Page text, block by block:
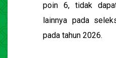
poin 6, tidak
lainnya pada
pada tahun 2026.